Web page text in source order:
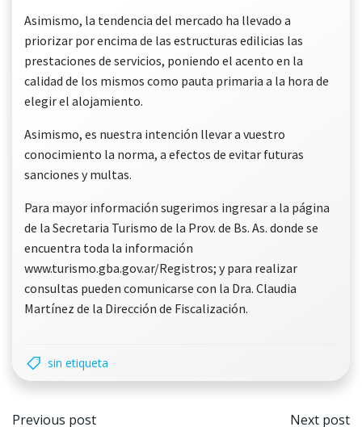
Asimismo, la tendencia del mercado ha llevado a
priorizar por encima de las estructuras edilicias las
prestaciones de servicios, poniendo el acento en la
calidad de los mismos como pauta primaria a la hora de
elegir el alojamiento.
Asimismo, es nuestra intención llevar a vuestro
conocimiento la norma, a efectos de evitar futuras
sanciones y multas.
Para mayor información sugerimos ingresar a la página
de la Secretaria Turismo de la Prov. de Bs. As. donde se
encuentra toda la información
www.turismo.gba.gov.ar/Registros; y para realizar
consultas pueden comunicarse con la Dra. Claudia
Martínez de la Dirección de Fiscalización.
sin etiqueta
Navegación
Previous post Next post